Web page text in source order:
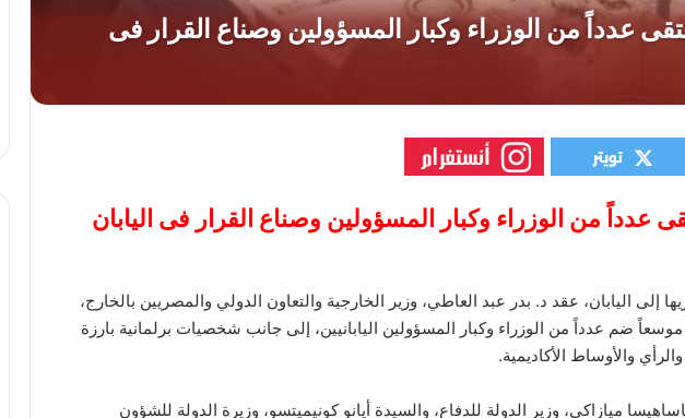
عدداً من الوزراء وكبار المسؤولين وصناع القرار فى اليابان
إلى اليابان، عقد د. بدر عبد العاطي، وزير الخارجية والتعاون الدولي والمصريين بالخارج،
3 يونيو، لقاءً موسعاً ضم عدداً من الوزراء وكبار المسؤولين اليابانيين، إلى جانب شخصيات برلمانية بارزة
والأوساط الأكاديمية.
ميازاكي، وزير الدولة للدفاع، والسيدة أيانو كونيميتسو، وزيرة الدولة للشؤون